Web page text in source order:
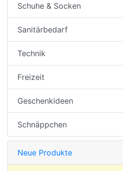
Schuhe & Socken
Sanitärbedarf
Technik
Freizeit
Geschenkideen
Schnäppchen
Neue Produkte